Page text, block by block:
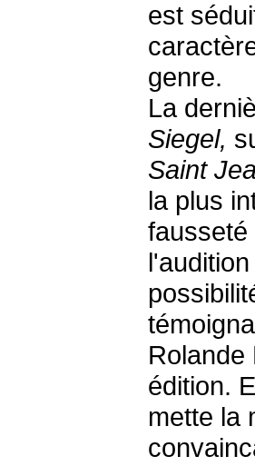
est
genre.
La
Siegel,
Saint
la plus
fausseté
Rolande
édition.
mette la